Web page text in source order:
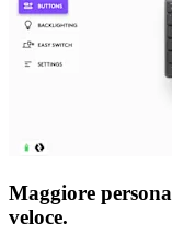
Maggiore
veloce.